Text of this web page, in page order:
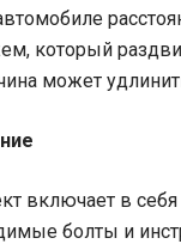
который
может
включает в
болты и